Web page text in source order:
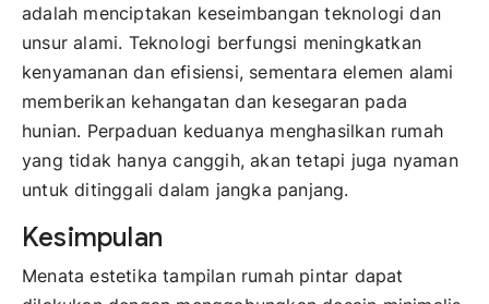
adalah menciptakan keseimbangan teknologi dan
unsur alami. Teknologi berfungsi meningkatkan
kenyamanan dan efisiensi, sementara elemen alami
memberikan kehangatan dan kesegaran pada
hunian. Perpaduan keduanya menghasilkan rumah
yang tidak hanya canggih, akan tetapi juga nyaman
untuk ditinggali dalam jangka panjang.
Kesimpulan
Menata estetika tampilan rumah pintar dapat